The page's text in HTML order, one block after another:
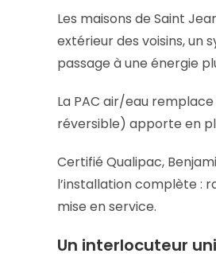
Les maisons de Saint
extérieur des voisins,
passage à une énergie
La PAC air/eau
réversible) apporte en
Certifié Qualipac,
l’installation complète :
mise en service.
Un interlocuteur